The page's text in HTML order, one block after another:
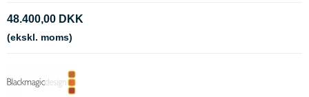
48.400,00 DKK
(ekskl. moms)